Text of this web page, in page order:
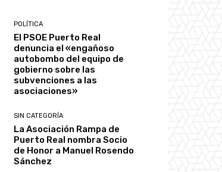
POLÍTICA
El PSOE Puerto Real
denuncia el «engañoso
autobombo del equipo de
gobierno sobre las
subvenciones a las
asociaciones»
SIN CATEGORÍA
La Asociación Rampa de
Puerto Real nombra Socio
de Honor a Manuel Rosendo
Sánchez